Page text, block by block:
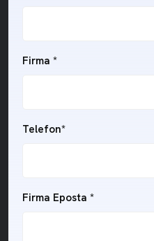
Firma *
Telefon*
Firma Eposta *